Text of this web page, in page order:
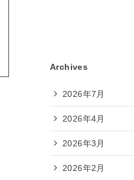
Archives
2026年7月
2026年4月
2026年3月
2026年2月